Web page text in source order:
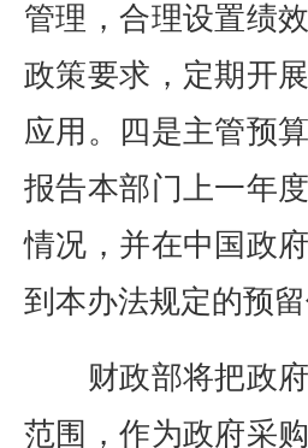
管理，合理设置绩
政策要求，定期开
应用。四是主管预
报告本部门上一年
情况，并在中国政
到本办法规定的预
财政部将把政府
范围，作为政府采